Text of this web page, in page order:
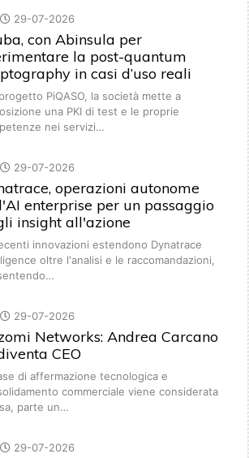
29-07-2026
con Abinsula per
la post-quantum
in casi d’uso reali
PiQASO, la società mette a
una PKI di test e le proprie
nei servizi…
29-07-2026
operazioni autonome
enterprise per un passaggio
insight all'azione
innovazioni estendono Dynatrace
oltre l'analisi e le raccomandazioni,
29-07-2026
Networks: Andrea Carcano
CEO
di affermazione tecnologica e
commerciale viene considerata
parte un…
29-07-2026